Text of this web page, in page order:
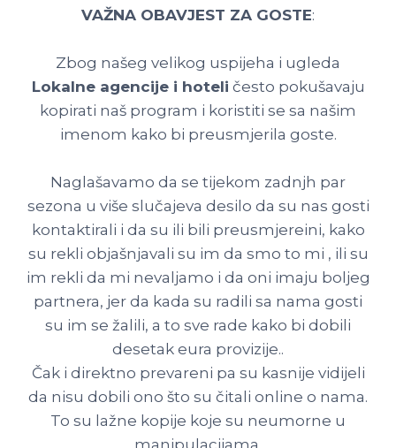
VAŽNA OBAVJEST ZA GOSTE:
Zbog našeg velikog uspijeha i ugleda
Lokalne agencije i hoteli često pokušavaju
kopirati naš program i koristiti se sa našim
imenom kako bi preusmjerila goste.
Naglašavamo da se tijekom zadnjh par
sezona u više slučajeva desilo da su nas gosti
kontaktirali i da su ili bili preusmjereini, kako
su rekli objašnjavali su im da smo to mi , ili su
im rekli da mi nevaljamo i da oni imaju boljeg
partnera, jer da kada su radili sa nama gosti
su im se žalili, a to sve rade kako bi dobili
desetak eura provizije..
Čak i direktno prevareni pa su kasnije vidijeli
da nisu dobili ono što su čitali online o nama.
To su lažne kopije koje su neumorne u